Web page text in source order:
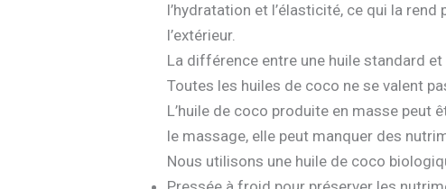
l’hydratation et l’élasticité, ce qui la
l’extérieur.
La différence entre une huile standard
Toutes les huiles de coco ne se valent
L’huile de coco produite en masse peut
le massage, elle peut manquer des
Nous utilisons une huile de coco